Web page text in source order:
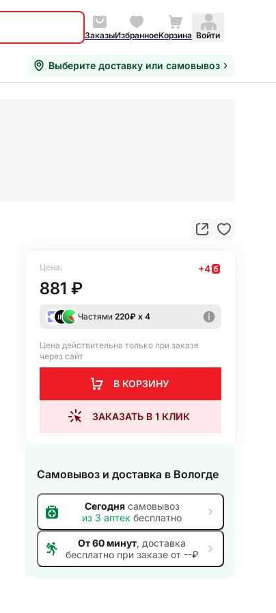
ЗаказыИзбранноеКорзина Войти
Выберите доставку или самовывоз
Цена: +4
881 ₽
Частями 220₽ х 4
Цена действительна только при заказе
через сайт
В КОРЗИНУ
ЗАКАЗАТЬ В 1 КЛИК
Самовывоз и доставка в Вологде
Сегоднясамовывоз
из 3 аптек бесплатно
От 60 минут, доставка
бесплатно при заказе от --₽